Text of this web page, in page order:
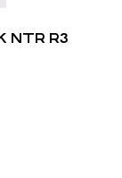
NTR R3